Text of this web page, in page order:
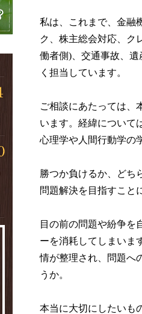
私は、これまで、金融
ク、株主総会対応、ク
働者側)、交通事故、
く担当しています。
ご相談にあたっては、
います。経緯について
心理学や人間行動学の
勝つか負けるか、どち
問題解決を目指すこと
目の前の問題や紛争を
ーを消耗してしまいま
情が整理され、問題へ
うか。
本当に大切にしたいも